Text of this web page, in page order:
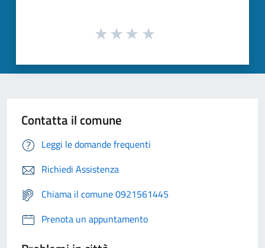
Contatta il comune
Leggi le domande frequenti
Richiedi Assistenza
Chiama il comune 0921561445
Prenota un appuntamento